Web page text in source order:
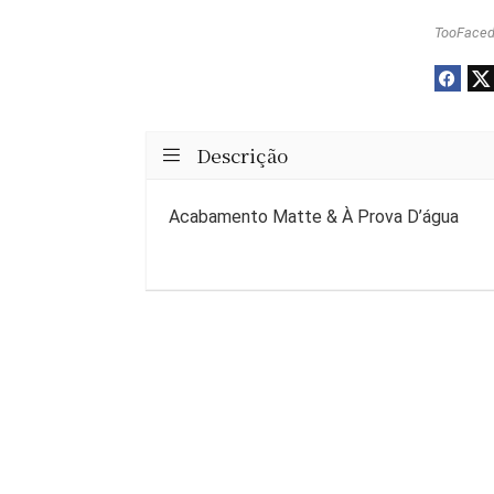
TooFaced
Descrição
Acabamento Matte & À Prova D’água